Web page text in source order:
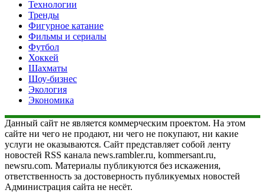
Технологии
Тренды
Фигурное катание
Фильмы и сериалы
Футбол
Хоккей
Шахматы
Шоу-бизнес
Экология
Экономика
Данный сайт не является коммерческим проектом. На этом
сайте ни чего не продают, ни чего не покупают, ни какие
услуги не оказываются. Сайт представляет собой ленту
новостей RSS канала news.rambler.ru, kommersant.ru,
newsru.com. Материалы публикуются без искажения,
ответственность за достоверность публикуемых новостей
Администрация сайта не несёт.